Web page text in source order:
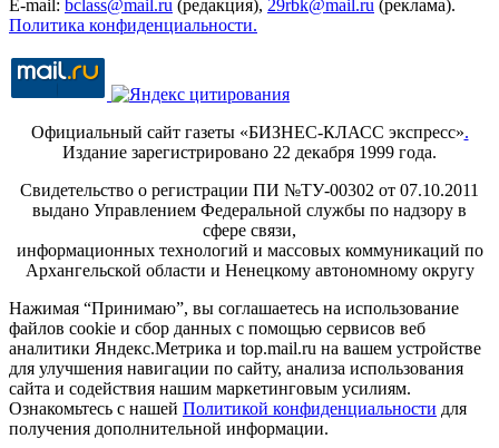
E-mail: bclass@mail.ru (редакция), 29rbk@mail.ru (реклама).
Политика конфиденциальности.
Официальный сайт газеты «БИЗНЕС-КЛАСС экспресс».
Издание зарегистрировано 22 декабря 1999 года.
Свидетельство о регистрации ПИ №ТУ-00302 от 07.10.2011
выдано Управлением Федеральной службы по надзору в
сфере связи,
информационных технологий и массовых коммуникаций по
Архангельской области и Ненецкому автономному округу
Нажимая “Принимаю”, вы соглашаетесь на использование
файлов cookie и сбор данных с помощью сервисов веб
аналитики Яндекс.Метрика и top.mail.ru на вашем устройстве
для улучшения навигации по сайту, анализа использования
сайта и содействия нашим маркетинговым усилиям.
Ознакомьтесь с нашей Политикой конфиденциальности для
получения дополнительной информации.